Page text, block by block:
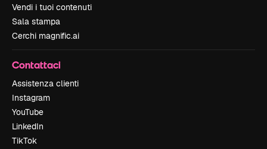
Vendi i tuoi contenuti
Sala stampa
Cerchi magnific.ai
Contattaci
Assistenza clienti
Instagram
YouTube
LinkedIn
TikTok